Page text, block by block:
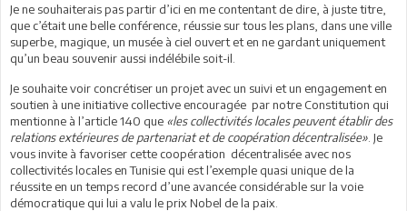
Je ne souhaiterais pas partir d’ici en me contentant de dire, à juste titre,
que c’était une belle conférence, réussie sur tous les plans, dans une ville
superbe, magique, un musée à ciel ouvert et en ne gardant uniquement
qu’un beau souvenir aussi indélébile soit-il.
Je souhaite voir concrétiser un projet avec un suivi et un engagement en
soutien à une initiative collective encouragée par notre Constitution qui
mentionne à l’article 140 que «les collectivités locales peuvent établir des
relations extérieures de partenariat et de coopération décentralisée» . Je
vous invite à favoriser cette coopération décentralisée avec nos
collectivités locales en Tunisie qui est l’exemple quasi unique de la
réussite en un temps record d’une avancée considérable sur la voie
démocratique qui lui a valu le prix Nobel de la paix.